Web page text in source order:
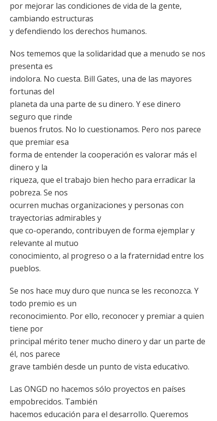
por mejorar las condiciones de vida de la gente,
cambiando estructuras
y defendiendo los derechos humanos.
Nos tememos que la solidaridad que a menudo se nos
presenta es
indolora. No cuesta. Bill Gates, una de las mayores
fortunas del
planeta da una parte de su dinero. Y ese dinero
seguro que rinde
buenos frutos. No lo cuestionamos. Pero nos parece
que premiar esa
forma de entender la cooperación es valorar más el
dinero y la
riqueza, que el trabajo bien hecho para erradicar la
pobreza. Se nos
ocurren muchas organizaciones y personas con
trayectorias admirables y
que co-operando, contribuyen de forma ejemplar y
relevante al mutuo
conocimiento, al progreso o a la fraternidad entre los
pueblos.
Se nos hace muy duro que nunca se les reconozca. Y
todo premio es un
reconocimiento. Por ello, reconocer y premiar a quien
tiene por
principal mérito tener mucho dinero y dar un parte de
él, nos parece
grave también desde un punto de vista educativo.
Las ONGD no hacemos sólo proyectos en países
empobrecidos. También
hacemos educación para el desarrollo. Queremos